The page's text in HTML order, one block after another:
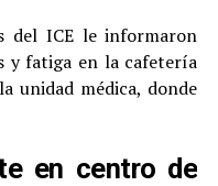
del ICE le informaron
y fatiga en la cafetería
unidad médica, donde
en centro de